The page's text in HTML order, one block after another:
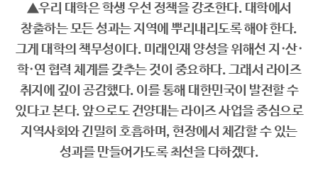
▲우리 대학은 학생 우선 정책을 강조한다. 대학에서
창출하는 모든 성과는 지역에 뿌리내리도록 해야 한다.
그게 대학의 책무성이다. 미래인재 양성을 위해선 지·산·
학·연 협력 체계를 갖추는 것이 중요하다. 그래서 라이즈
취지에 깊이 공감했다. 이를 통해 대한민국이 발전할 수
있다고 본다. 앞으로도 건양대는 라이즈 사업을 중심으로
지역사회와 긴밀히 호흡하며, 현장에서 체감할 수 있는
성과를 만들어가도록 최선을 다하겠다.